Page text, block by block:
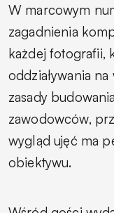
W marcowym
zagadnienia
każdej fotografii,
oddziaływania
zasady
zawodowców,
wygląd ujęć ma
obiektywu.